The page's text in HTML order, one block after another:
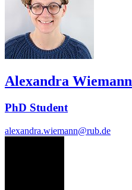
Alexandra Wiemann
PhD Student
alexandra.wiemann@rub.de